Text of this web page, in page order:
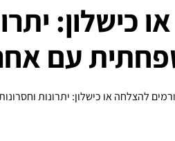
כישלון:
עם
להצלחה או כישלון: יתרונות